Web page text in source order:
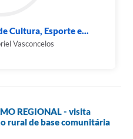
Cultura, Esporte e...
Vasconcelos
REGIONAL - visita
rural de base comunitária